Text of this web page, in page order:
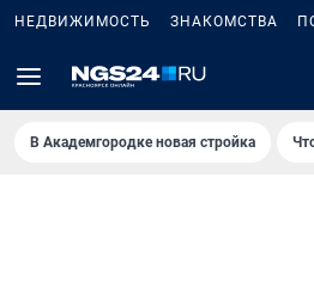
НЕДВИЖИМОСТЬ ЗНАКОМСТВА
В Академгородке новая стройка